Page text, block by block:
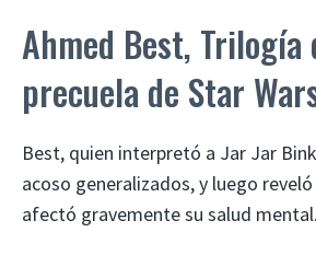
Ahmed Best, Trilogía
precuela de Star
Best, quien interpretó a Jar Jar
acoso generalizados, y luego
afectó gravemente su salud mental.